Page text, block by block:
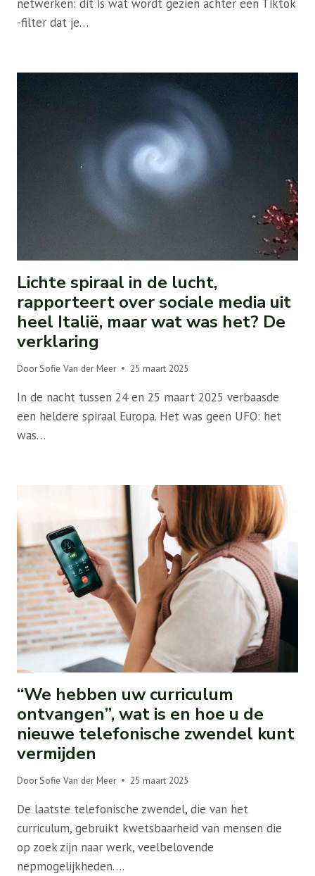
netwerken: dit is wat wordt gezien achter een Tiktok
-filter dat je…
Lichte spiraal in de lucht,
rapporteert over sociale media uit
heel Italië, maar wat was het? De
verklaring
Door Sofie Van der Meer 25 maart 2025
In de nacht tussen 24 en 25 maart 2025 verbaasde
een heldere spiraal Europa. Het was geen UFO: het
was…
“We hebben uw curriculum
ontvangen”, wat is en hoe u de
nieuwe telefonische zwendel kunt
vermijden
DoorSofie Van der Meer 25 maart 2025
De laatste telefonische zwendel, die van het
curriculum, gebruikt kwetsbaarheid van mensen die
op zoek zijn naar werk, veelbelovende
nepmogelijkheden….